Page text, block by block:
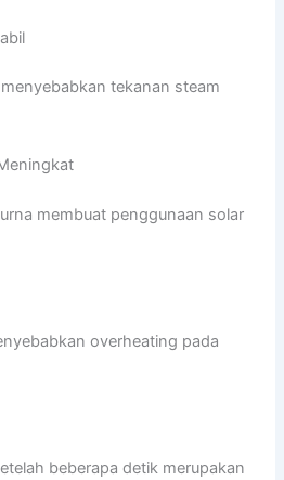
tekanan steam
membuat penggunaan solar
overheating pada
beberapa detik merupakan